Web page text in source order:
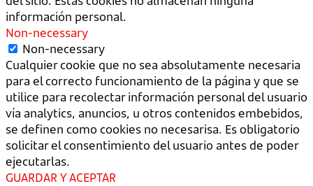
información personal.
Non-necessary
Non-necessary
Cualquier cookie que no sea absolutamente necesaria
para el correcto funcionamiento de la página y que se
utilice para recolectar información personal del usuario
vía analytics, anuncios, u otros contenidos embebidos,
se definen como cookies no necesarisa. Es obligatorio
solicitar el consentimiento del usuario antes de poder
ejecutarlas.
GUARDAR Y ACEPTAR